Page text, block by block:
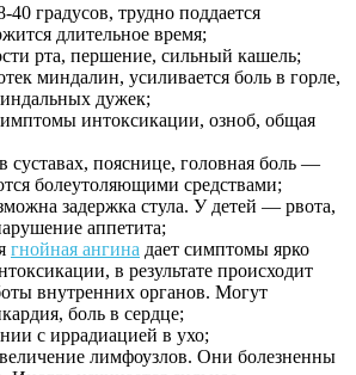
40 градусов, трудно поддается
длительное время;
рта, першение, сильный кашель;
миндалин, усиливается боль в горле,
дужек;
интоксикации, озноб, общая
суставах, пояснице, головная боль —
болеутоляющими средствами;
задержка стула. У детей — рвота,
аппетита;
гнойная ангина дает симптомы ярко
в результате происходит
внутренних органов. Могут
боль в сердце;
с иррадиацией в ухо;
лимфоузлов. Они болезненны